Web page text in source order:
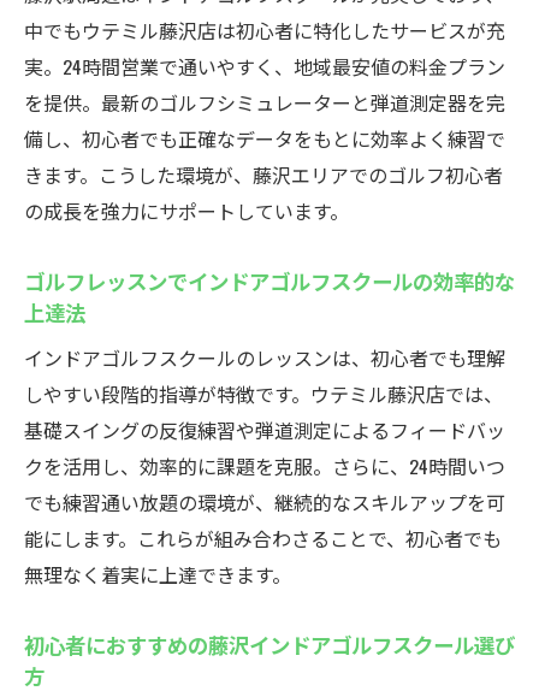
ールの特徴
藤沢駅前で深夜も安心して通えるインドア
ゴルフスクール
インドアゴルフスクールで初めてのラウン
ドも安心
フスクールの魅力
ルフスクール
藤沢駅前インドアゴルフスクールで楽しく
上達
最新シミュレーション完備の藤沢インドアゴル
フ
最新シミュレーション導入のインドアゴル
フスクール体験
ルフスクール
中でもウテミル藤沢店は初心者に特化したサービスが充
実。24時間営業で通いやすく、地域最安値の料金プラン
を提供。最新のゴルフシミュレーターと弾道測定器を完
備し、初心者でも正確なデータをもとに効率よく練習で
きます。こうした環境が、藤沢エリアでのゴルフ初心者
の成長を強力にサポートしています。
ゴルフレッスンでインドアゴルフスクールの効率的な
上達法
インドアゴルフスクールのレッスンは、初心者でも理解
しやすい段階的指導が特徴です。ウテミル藤沢店では、
基礎スイングの反復練習や弾道測定によるフィードバッ
クを活用し、効率的に課題を克服。さらに、24時間いつ
でも練習通い放題の環境が、継続的なスキルアップを可
能にします。これらが組み合わさることで、初心者でも
無理なく着実に上達できます。
初心者におすすめの藤沢インドアゴルフスクール選び
方